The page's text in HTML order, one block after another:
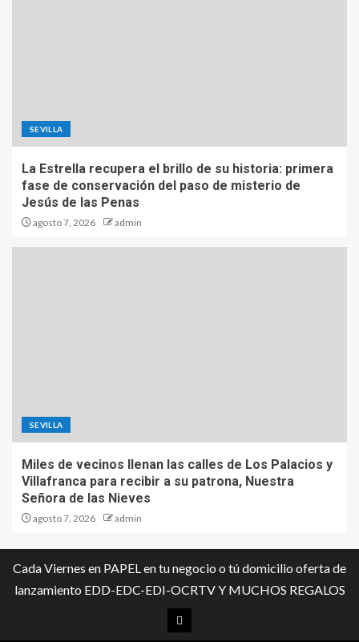
SEVILLA
La Estrella recupera el brillo de su historia: primera
fase de conservación del paso de misterio de
Jesús de las Penas
agosto 7, 2026 admin
SEVILLA
Miles de vecinos llenan las calles de Los Palacios y
Villafranca para recibir a su patrona, Nuestra
Señora de las Nieves
agosto 7, 2026 admin
Cada Viernes en PAPEL en tu negocio o tú domicilio oferta de
lanzamiento EDD-EDC-EDI-OCRTV Y MUCHOS REGALOS